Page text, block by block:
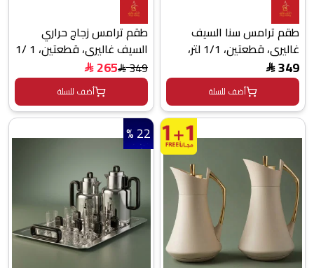
طقم ترامس سنا السيف
غاليري، قطعتين، 1/1 لتر،
حافظة داخلية ستانلس ستيل
- بيج ذهبي
349
$
أضف للسلة
طقم ترامس زجاج حراري
السيف غاليري، قطعتين، 1 /1
لتر - فضي
349
$
265
$
أضف للسلة
22 %